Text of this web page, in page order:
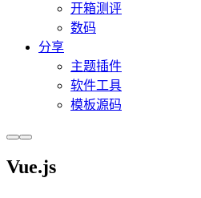
开箱测评
数码
分享
主题插件
软件工具
模板源码
Vue.js